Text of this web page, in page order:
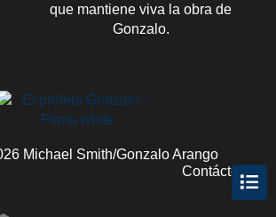
que mantiene viva la obra de
Gonzalo.
Michael Smith/Gonzalo Arango
Contácteme